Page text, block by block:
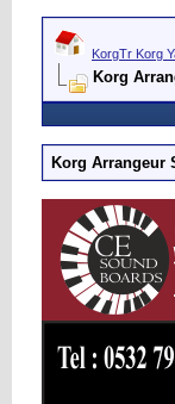
KorgTr Korg
Korg
Korg Arrangeur